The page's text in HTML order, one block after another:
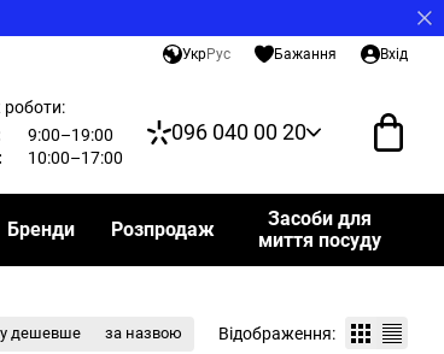
УкрРус Бажання Вхід
роботи:
9:00–19:00
10:00–17:00
096 040 00 20
Бренди Розпродаж
Засоби для
миття посуду
дешевше за назвою Відображення: